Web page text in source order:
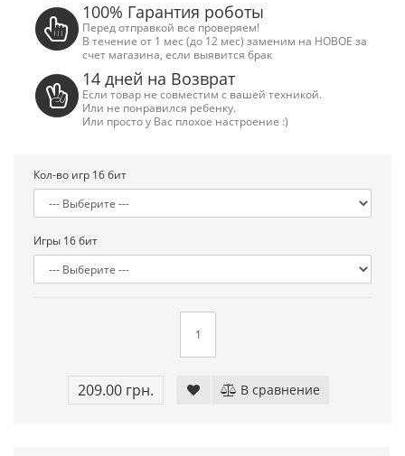
Сега Мега Драйв 2 (ОРИГИНАЛЬНОЕ
Код товара:832
79 отзывов
Сега МД 1 HD
100% Гарантия роботы
Перед отправкой все проверяем!
В течение от 1 мес (до 12 мес) заменим на НОВОЕ за
счет магазина, если выявится брак
14 дней на Возврат
Если товар не совместим с вашей техникой.
Или не понравился ребенку.
Или просто у Вас плохое настроение :)
Кол-во игр 16 бит
Игры 16 бит
209.00 грн. В сравнение